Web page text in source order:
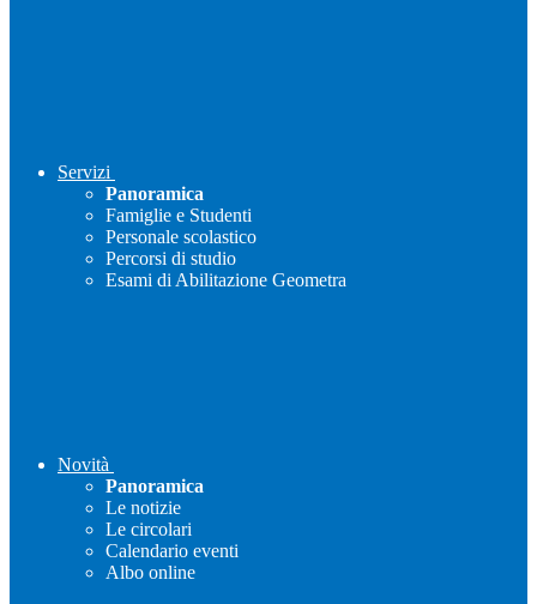
Servizi
Panoramica
Famiglie e Studenti
Personale scolastico
Percorsi di studio
Esami di Abilitazione Geometra
Novità
Panoramica
Le notizie
Le circolari
Calendario eventi
Albo online